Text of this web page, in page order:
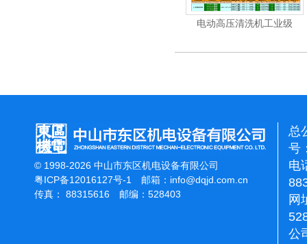
电动高压清洗机工业级 电动高压清洗机工
© 1998-2026 中山市东区机电设备有限公司
粤ICP备12016127号-1
邮箱： info@dqjd.com.cn
传真： 88315616 邮编：528403
总
号
电
网
公